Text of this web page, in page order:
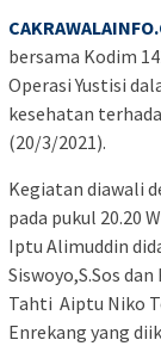
bersama Kodim
Operasi Yustisi
kesehatan
(20/3/2021).
Kegiatan diawali
pada pukul 20.20
Iptu Alimuddin
Siswoyo,S.Sos
Tahti Aiptu Niko
Enrekang yang